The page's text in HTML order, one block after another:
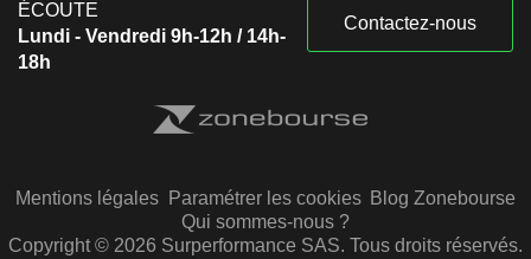
ÉCOUTE
Lundi - Vendredi 9h-12h / 14h-
18h
Contactez-nous
Mentions légales Paramétrer les cookies Blog Zonebourse
Qui sommes-nous ?
Copyright © 2026 Surperformance SAS. Tous droits réservés.